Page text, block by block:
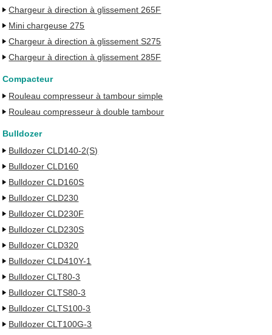
Chargeur à direction à glissement 265F
Mini chargeuse 275
Chargeur à direction à glissement S275
Chargeur à direction à glissement 285F
Compacteur
Rouleau compresseur à tambour simple
Rouleau compresseur à double tambour
Bulldozer
Bulldozer CLD140-2(S)
Bulldozer CLD160
Bulldozer CLD160S
Bulldozer CLD230
Bulldozer CLD230F
Bulldozer CLD230S
Bulldozer CLD320
Bulldozer CLD410Y-1
Bulldozer CLT80-3
Bulldozer CLTS80-3
Bulldozer CLTS100-3
Bulldozer CLT100G-3